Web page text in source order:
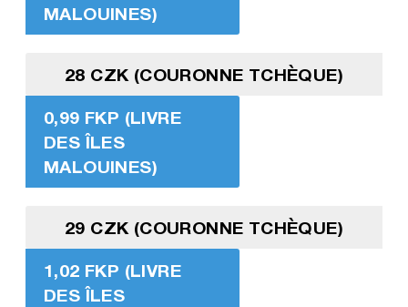
MALOUINES)
28 CZK (COURONNE TCHÈQUE)
0,99 FKP (LIVRE
DES ÎLES
MALOUINES)
29 CZK (COURONNE TCHÈQUE)
1,02 FKP (LIVRE
DES ÎLES